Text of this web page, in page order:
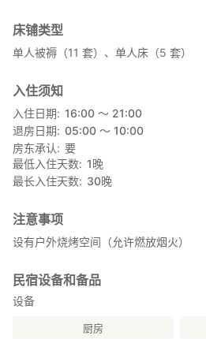
床铺类型
单人被褥（11 套）、单人床（5 套）
入住须知
入住日期
16:00 〜 21:00
退房日期
05:00 〜 10:00
房东承认
要
最低入住天数 1晚
最长入住天数
30晚
注意事项
设有户外烧烤空间（允许燃放烟火）
民宿设备和备品
设备
厨房